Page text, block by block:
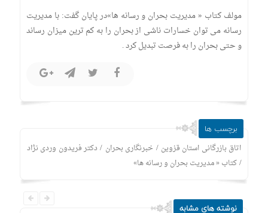
مولف کتاب « مدیریت بحران و رسانه ها»در پایان گفت: با مدیریت
رسانه می توان خسارات ناشی از بحران را به کم ترین میزان رساند
و حتی بحران را به فرصت تبدیل کرد .
برچسب ها
اتاق بازرگانی استان قزوین / خبرنگاری بحران / دکتر فریدون وردی نژاد
/کتاب « مدیریت بحران و رسانه ها»
نوشته های مشابه